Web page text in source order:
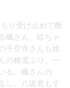
り受け止めて断
楓さん、結ちゃ
千空寺さんも絡
の糖度ぶり、一
る。楓さんの
し、八坂君もす